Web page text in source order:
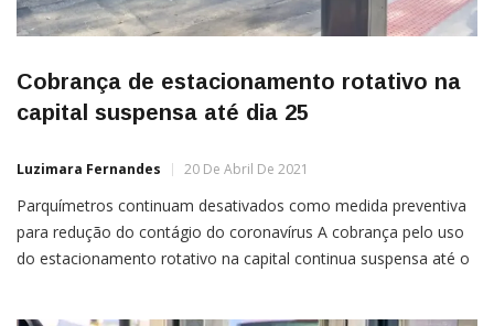
Cobrança de estacionamento rotativo na
capital suspensa até dia 25
Luzimara Fernandes 20 De Abril De 2021
Parquímetros continuam desativados como medida preventiva
para redução do contágio do coronavírus A cobrança pelo uso
do estacionamento rotativo na capital continua suspensa até o